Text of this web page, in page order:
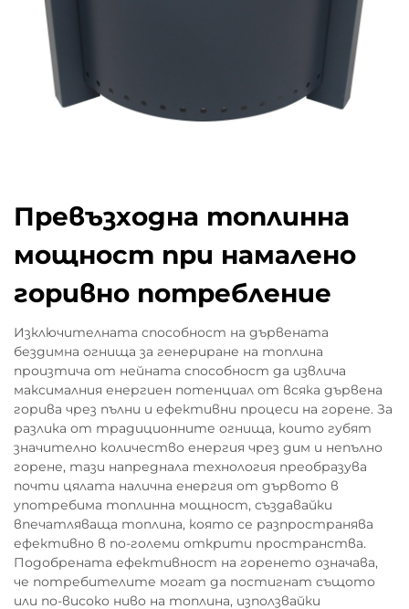
Превъзходна топлинна
мощност при намалено
горивно потребление
Изключителната способност на дървената
бездимна огнища за генериране на топлина
произтича от нейната способност да извлича
максималния енергиен потенциал от всяка дървена
горива чрез пълни и ефективни процеси на горене. За
разлика от традиционните огнища, които губят
значително количество енергия чрез дим и непълно
горене, тази напреднала технология преобразува
почти цялата налична енергия от дървото в
употребима топлинна мощност, създавайки
впечатляваща топлина, която се разпространява
ефективно в по-големи открити пространства.
Подобрената ефективност на горенето означава,
че потребителите могат да постигнат същото
или по-високо ниво на топлина, използвайки